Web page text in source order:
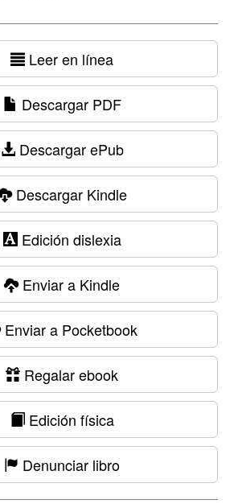
Leer en línea
Descargar PDF
Descargar ePub
Descargar Kindle
Edición dislexia
Enviar a Kindle
Enviar a Pocketbook
Regalar ebook
Edición física
Denunciar libro